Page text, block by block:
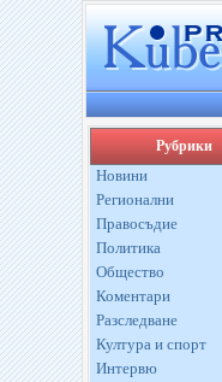
Рубрики
Новини
Регионални
Правосъдие
Политика
Общество
Коментари
Разследване
Култура и спорт
Интервю